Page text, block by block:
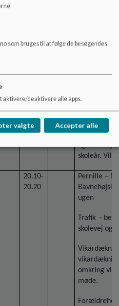
tilstræbe at
19.55-
20.10
O
Punktet
og
skoleår. Vil
20.10-
20.20
Pernille –
ugen
Trafik -
skolevej og
omkring
møde.
som bruges til at følge de besøgendes
aktivere/deaktivere alle apps.
valgte Accepter alle